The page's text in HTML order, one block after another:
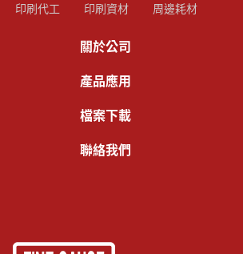
印刷代工 印刷資材 周邊耗材
關於公司
產品應用
檔案下載
聯絡我們